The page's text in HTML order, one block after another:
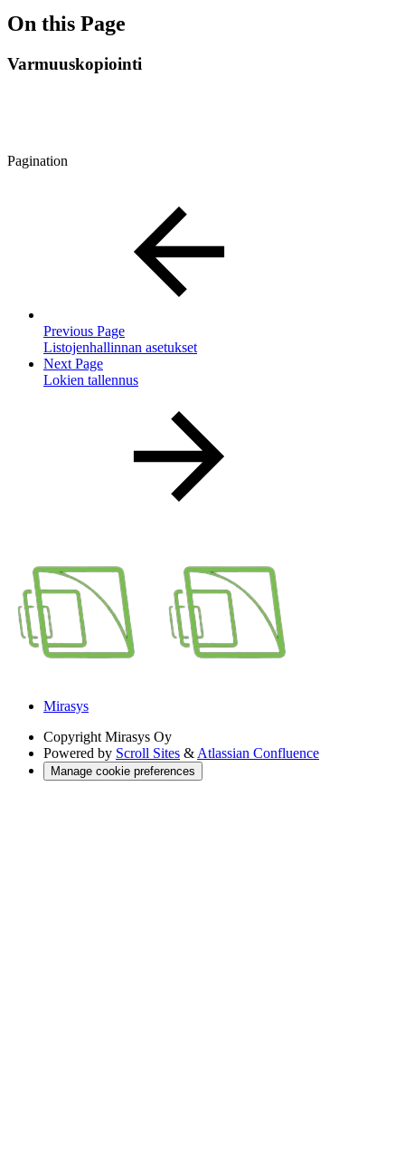
On this Page
Varmuuskopiointi
Pagination
Previous Page
Listojenhallinnan asetukset
Next Page
Lokien tallennus
Mirasys
Copyright Mirasys Oy
Powered by Scroll Sites & Atlassian Confluence
Manage cookie preferences